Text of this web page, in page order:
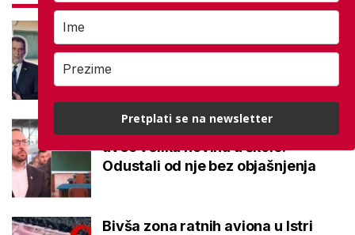
početak nastave? Pitali smo
ministarstvo
Grad Zagreb prije pet je godina
uveo veliku novinu u škole:
Odustali od nje bez objašnjenja
Bivša zona ratnih aviona u Istri
Pretplati se na newsletter